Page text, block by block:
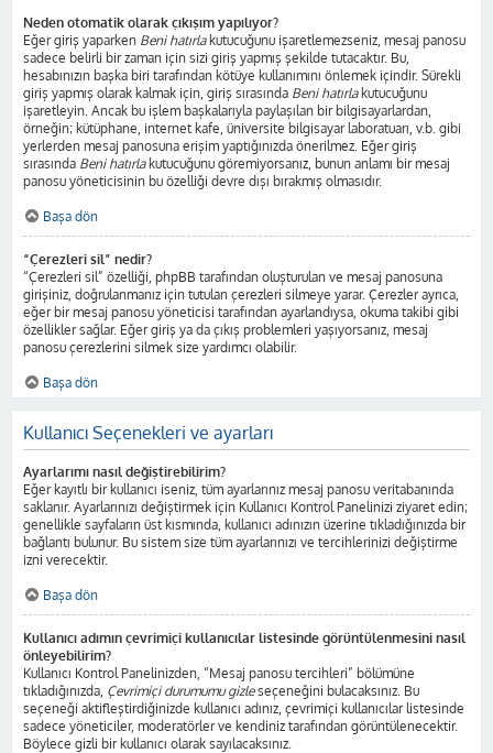
Neden otomatik olarak çıkışım yapılıyor?
Eğer giriş yaparken Beni hatırlakutucuğunu işaretlemezseniz, mesaj panosu
sadece belirli bir zaman için sizi giriş yapmış şekilde tutacaktır. Bu,
hesabınızın başka biri tarafından kötüye kullanımını önlemek içindir. Sürekli
giriş yapmış olarak kalmak için, giriş sırasında Beni hatırlakutucuğunu
işaretleyin. Ancak bu işlem başkalarıyla paylaşılan bir bilgisayarlardan,
örneğin; kütüphane, internet kafe, üniversite bilgisayar laboratuarı, v.b. gibi
yerlerden mesaj panosuna erişim yaptığınızda önerilmez. Eğer giriş
sırasında Beni hatırlakutucuğunu göremiyorsanız, bunun anlamı bir mesaj
panosu yöneticisinin bu özelliği devre dışı bırakmış olmasıdır.
Başa dön
“Çerezleri sil” nedir?
“Çerezleri sil” özelliği, phpBB tarafından oluşturulan ve mesaj panosuna
girişiniz, doğrulanmanız için tutulan çerezleri silmeye yarar. Çerezler ayrıca,
eğer bir mesaj panosu yöneticisi tarafından ayarlandıysa, okuma takibi gibi
özellikler sağlar. Eğer giriş ya da çıkış problemleri yaşıyorsanız, mesaj
panosu çerezlerini silmek size yardımcı olabilir.
Başa dön
Kullanıcı Seçenekleri ve ayarları
Ayarlarımı nasıl değiştirebilirim?
Eğer kayıtlı bir kullanıcı iseniz, tüm ayarlarınız mesaj panosu veritabanında
saklanır. Ayarlarınızı değiştirmek için Kullanıcı Kontrol Panelinizi ziyaret edin;
genellikle sayfaların üst kısmında, kullanıcı adınızın üzerine tıkladığınızda bir
bağlantı bulunur. Bu sistem size tüm ayarlarınızı ve tercihlerinizi değiştirme
izni verecektir.
Başa dön
Kullanıcı adımın çevrimiçi kullanıcılar listesinde görüntülenmesini nasıl
önleyebilirim?
Kullanıcı Kontrol Panelinizden, “Mesaj panosu tercihleri” bölümüne
tıkladığınızda, Çevrimiçi durumumu gizleseçeneğini bulacaksınız. Bu
seçeneği aktifleştirdiğinizde kullanıcı adınız, çevrimiçi kullanıcılar listesinde
sadece yöneticiler, moderatörler ve kendiniz tarafından görüntülenecektir.
Böylece gizli bir kullanıcı olarak sayılacaksınız.